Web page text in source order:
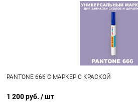
PANTONE 666 C МАРКЕР С КРАСКОЙ
1 200 руб. / шт